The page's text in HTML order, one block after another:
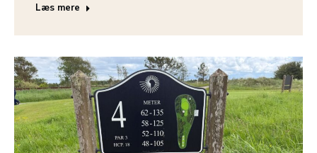
Læs mere